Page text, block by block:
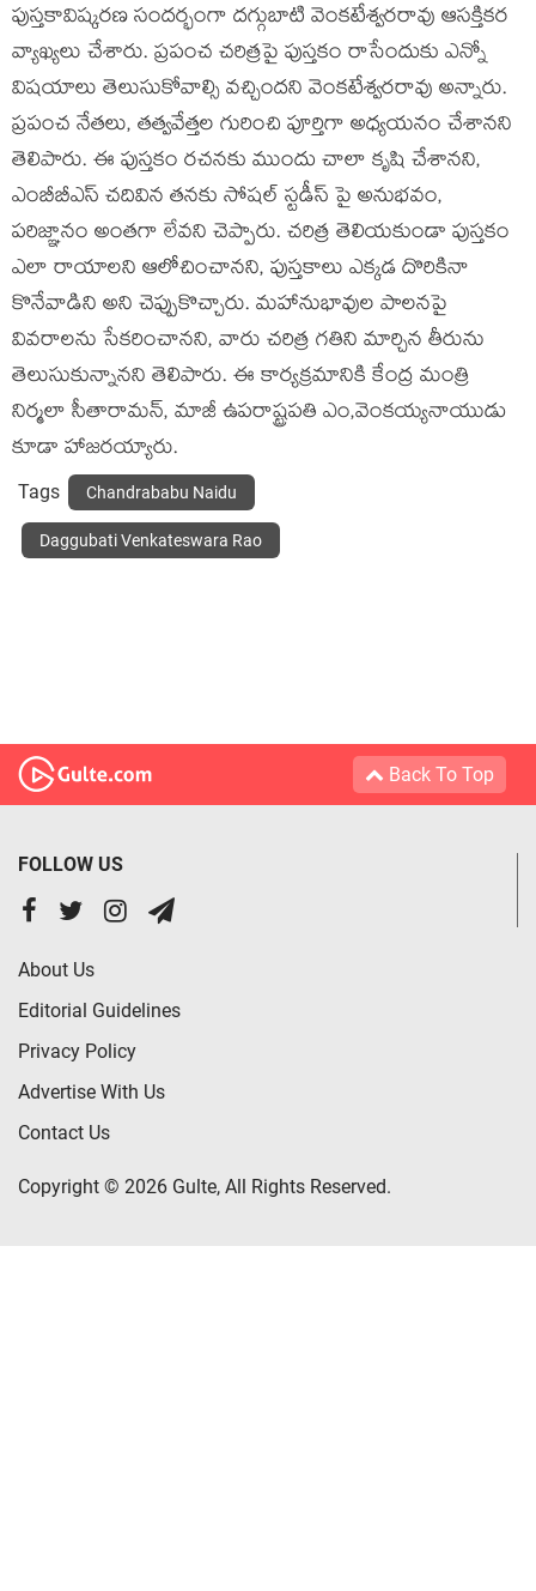
పుస్తకావిష్కరణ సందర్భంగా దగ్గుబాటి వెంకటేశ్వరరావు ఆసక్తికర
వ్యాఖ్యలు చేశారు. ప్రపంచ చరిత్రపై పుస్తకం రాసేందుకు ఎన్నో
విషయాలు తెలుసుకోవాల్సి వచ్చిందని వెంకటేశ్వరరావు అన్నారు.
ప్రపంచ నేతలు, తత్వవేత్తల గురించి పూర్తిగా అధ్యయనం చేశానని
తెలిపారు. ఈ పుస్తకం రచనకు ముందు చాలా కృషి చేశానని,
ఎంబీబీఎస్ చదివిన తనకు సోషల్ స్టడీస్ పై అనుభవం,
పరిజ్ఞానం అంతగా లేవని చెప్పారు. చరిత్ర తెలియకుండా పుస్తకం
ఎలా రాయాలని ఆలోచించానని, పుస్తకాలు ఎక్కడ దొరికినా
కొనేవాడిని అని చెప్పుకొచ్చారు. మహానుభావుల పాలనపై
వివరాలను సేకరించానని, వారు చరిత్ర గతిని మార్చిన తీరును
తెలుసుకున్నానని తెలిపారు. ఈ కార్యక్రమానికి కేంద్ర మంత్రి
నిర్మలా సీతారామన్, మాజీ ఉపరాష్ట్రపతి ఎం,వెంకయ్యనాయుడు
కూడా హాజరయ్యారు.
Tags Chandrababu Naidu
Daggubati Venkateswara Rao
Back To Top
FOLLOW US
About Us
Editorial Guidelines
Privacy Policy
Advertise With Us
Contact Us
Copyright © 2026 Gulte, All Rights Reserved.